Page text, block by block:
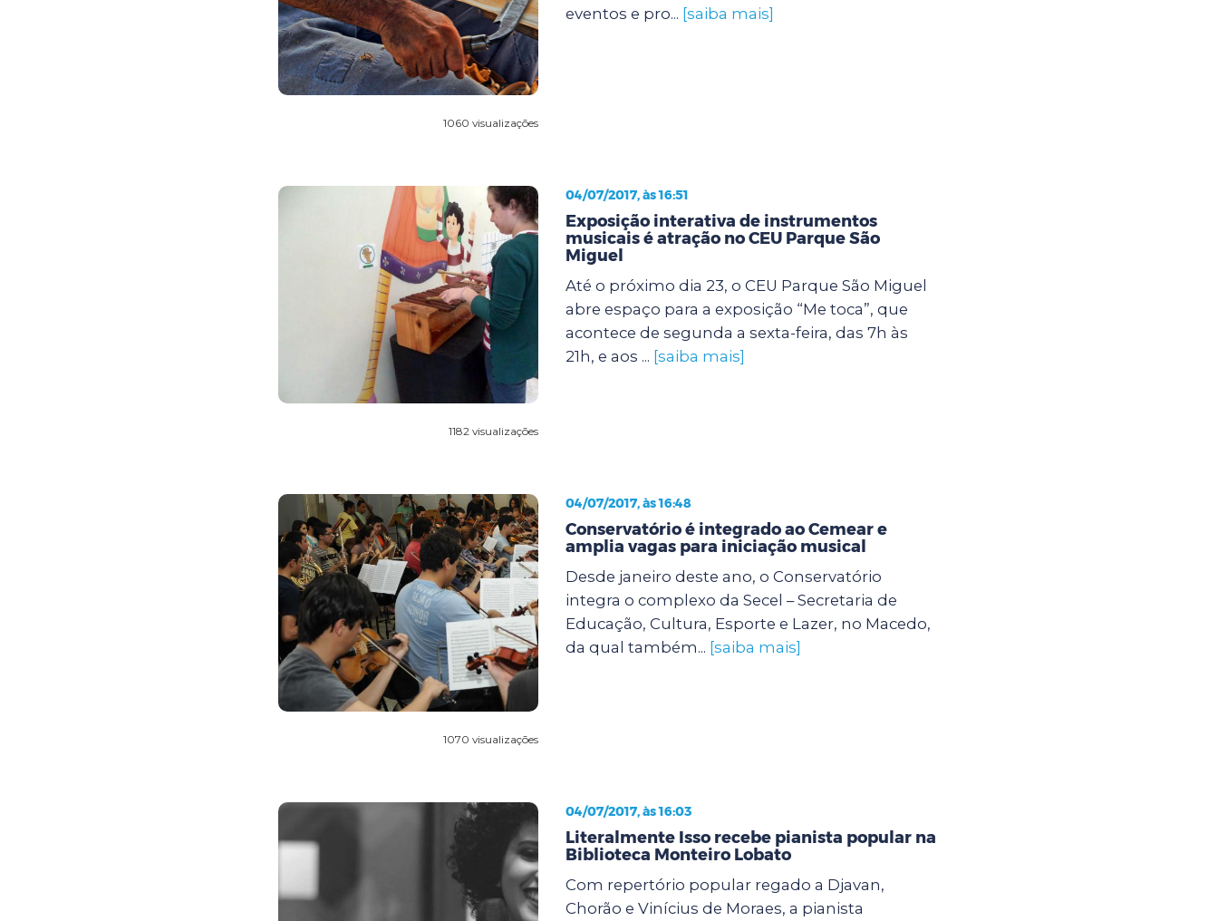
1060 visualizações
eventos e pro... [saiba mais]
1182 visualizações
04/07/2017, às 16:51
Exposição interativa de instrumentos
musicais é atração no CEU Parque São
Miguel
Até o próximo dia 23, o CEU Parque São Miguel
abre espaço para a exposição “Me toca”, que
acontece de segunda a sexta-feira, das 7h às
21h, e aos ... [saiba mais]
1070 visualizações
04/07/2017, às 16:48
Conservatório é integrado ao Cemear e
amplia vagas para iniciação musical
Desde janeiro deste ano, o Conservatório
integra o complexo da Secel – Secretaria de
Educação, Cultura, Esporte e Lazer, no Macedo,
da qual também... [saiba mais]
04/07/2017, às 16:03
Literalmente Isso recebe pianista popular na
Biblioteca Monteiro Lobato
Com repertório popular regado a Djavan,
Chorão e Vinícius de Moraes, a pianista